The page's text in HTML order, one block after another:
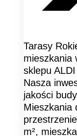
Tarasy
mieszkania
sklepu
Nasza
jakości
Mieszkania
m²,